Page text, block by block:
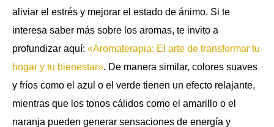
aliviar el estrés y mejorar el estado de ánimo. Si te
interesa saber más sobre los aromas, te invito a
profundizar aquí: «Aromaterapia: El arte de transformar tu
hogar y tu bienestar». De manera similar, colores suaves
y fríos como el azul o el verde tienen un efecto relajante,
mientras que los tonos cálidos como el amarillo o el
naranja pueden generar sensaciones de energía y